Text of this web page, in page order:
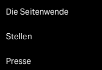
Die Seitenwende
Stellen
Presse